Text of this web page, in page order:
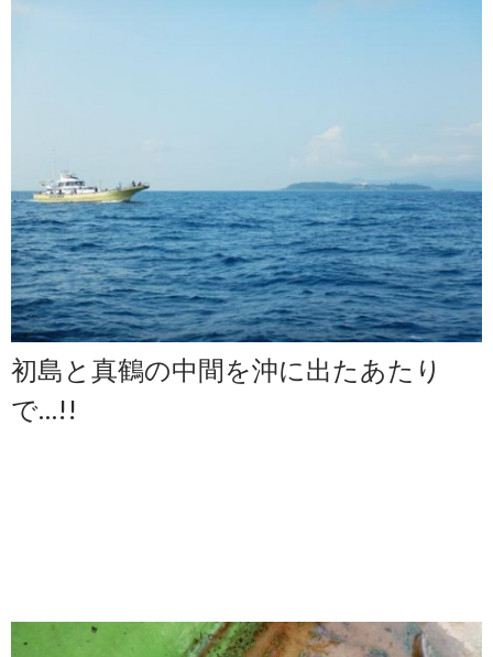
初島と真鶴の中間を沖に出たあたり
で…!!